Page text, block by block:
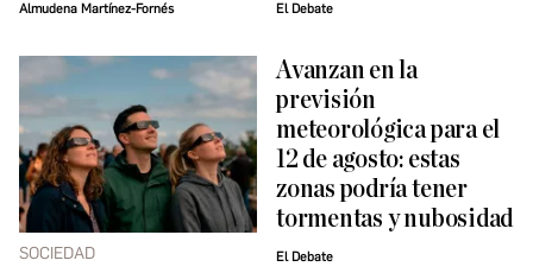
Almudena Martínez-Fornés El Debate
SOCIEDAD
Avanzan en la
previsión
meteorológica para el
12 de agosto: estas
zonas podría tener
tormentas y nubosidad
El Debate